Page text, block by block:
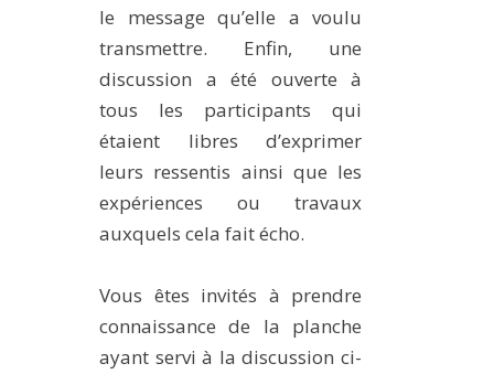
le message qu’elle a voulu
transmettre. Enfin, une
discussion a été ouverte à
tous les participants qui
étaient libres d’exprimer
leurs ressentis ainsi que les
expériences ou travaux
auxquels cela fait écho.
Vous êtes invités à prendre
connaissance de la planche
ayant servi à la discussion ci-